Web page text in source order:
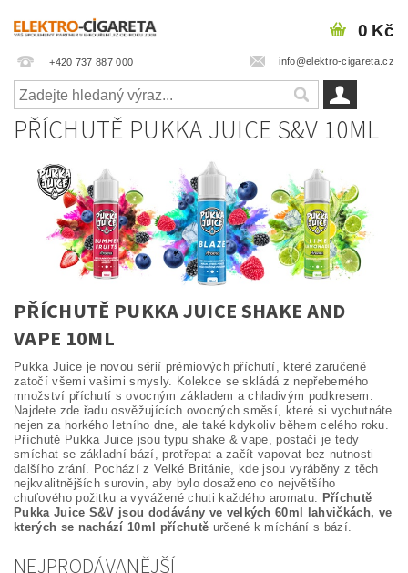
+420 737 887 000 info@elektro-cigareta.cz
0 Kč
PŘÍCHUTĚ PUKKA JUICE S&V 10ML
PŘÍCHUTĚ PUKKA JUICE SHAKE AND
VAPE 10ML
Pukka Juice je novou sérií prémiových příchutí, které zaručeně
zatočí všemi vašimi smysly. Kolekce se skládá z nepřeberného
množství příchutí s ovocným základem a chladivým podkresem.
Najdete zde řadu osvěžujících ovocných směsí, které si vychutnáte
nejen za horkého letního dne, ale také kdykoliv během celého roku.
Příchutě Pukka Juice jsou typu shake & vape, postačí je tedy
smíchat se základní bází, protřepat a začít vapovat bez nutnosti
dalšího zrání. Pochází z Velké Británie, kde jsou vyráběny z těch
nejkvalitnějších surovin, aby bylo dosaženo co největšího
chuťového požitku a vyvážené chuti každého aromatu. Příchutě
Pukka Juice S&V jsou dodávány ve velkých 60ml lahvičkách, ve
kterých se nachází 10ml příchutě určené k míchání s bází.
NEJPRODÁVANĚJŠÍ